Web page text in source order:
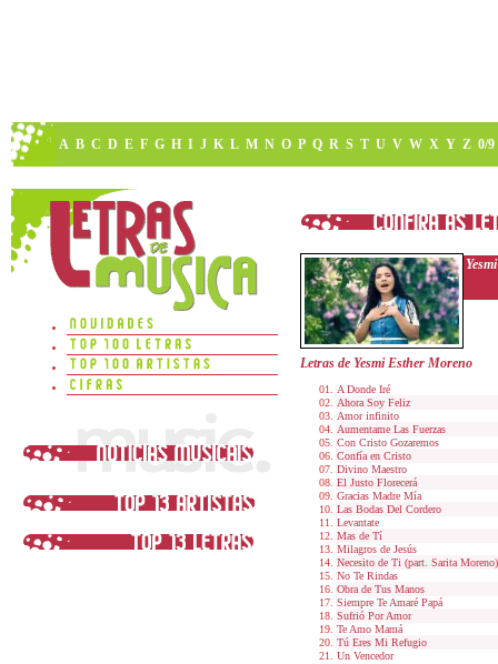
A B C D E F G H I J K L M N O P Q R S T U V W X Y Z 0/9
Letras de Yesmi Esther Moreno
A Donde Iré
Ahora Soy Feliz
Amor infinito
Aumentame Las Fuerzas
Con Cristo Gozaremos
Confía en Cristo
Divino Maestro
El Justo Florecerá
Gracias Madre Mía
Las Bodas Del Cordero
Levantate
Mas de Tí
Milagros de Jesús
Necesito de Ti (part. Sarita Moreno)
No Te Rindas
Obra de Tus Manos
Siempre Te Amaré Papá
Sufrió Por Amor
Te Amo Mamá
Tú Eres Mi Refugio
Un Vencedor